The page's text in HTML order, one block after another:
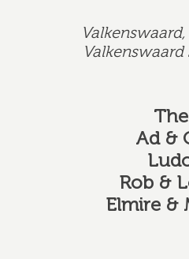
Ad &
Rob &
Elmire &